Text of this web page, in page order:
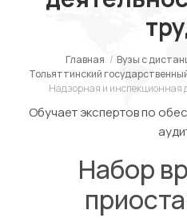
Главная / Вузы с
Тольяттинский
Надзорная и инспекционная
Обучает экспертов по
Набор